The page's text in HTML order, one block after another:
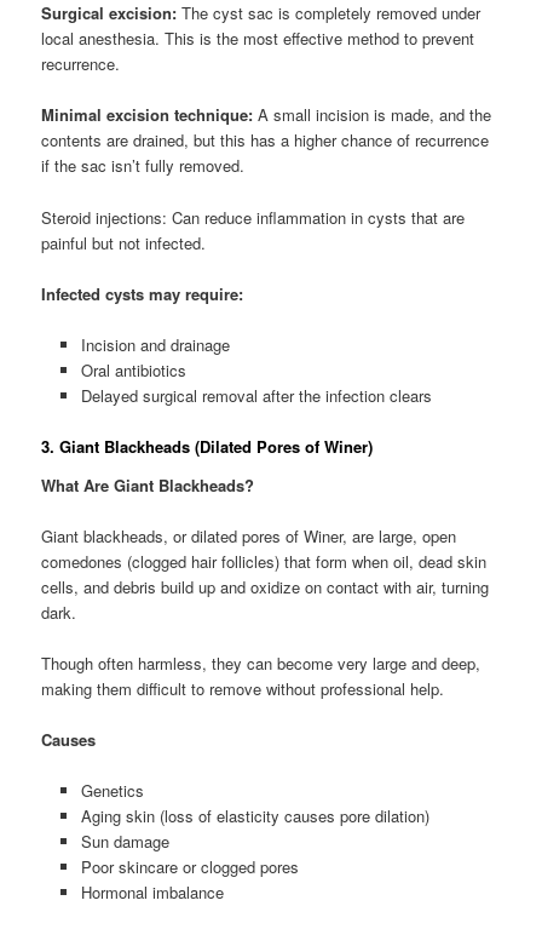
Surgical excision: The cyst sac is completely removed under
local anesthesia. This is the most effective method to prevent
recurrence.
Minimal excision technique: A small incision is made, and the
contents are drained, but this has a higher chance of recurrence
if the sac isn’t fully removed.
Steroid injections: Can reduce inflammation in cysts that are
painful but not infected.
Infected cysts may require:
Incision and drainage
Oral antibiotics
Delayed surgical removal after the infection clears
3. Giant Blackheads (Dilated Pores of Winer)
What Are Giant Blackheads?
Giant blackheads, or dilated pores of Winer, are large, open
comedones (clogged hair follicles) that form when oil, dead skin
cells, and debris build up and oxidize on contact with air, turning
dark.
Though often harmless, they can become very large and deep,
making them difficult to remove without professional help.
Causes
Genetics
Aging skin (loss of elasticity causes pore dilation)
Sun damage
Poor skincare or clogged pores
Hormonal imbalance